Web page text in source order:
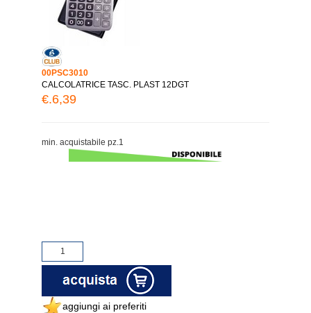
00PSC3010
CALCOLATRICE TASC. PLAST 12DGT
€.6,39
min. acquistabile pz.1
aggiungi ai preferiti